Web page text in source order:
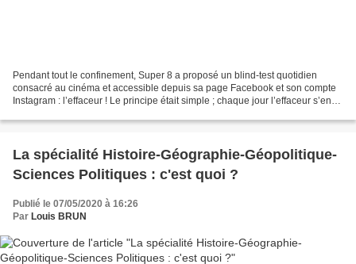
Pendant tout le confinement, Super 8 a proposé un blind-test quotidien
consacré au cinéma et accessible depuis sa page Facebook et son compte
Instagram : l’effaceur ! Le principe était simple ; chaque jour l’effaceur s’en
La spécialité Histoire-Géographie-Géopolitique-
Sciences Politiques : c'est quoi ?
Publié le 07/05/2020 à 16:26
Par Louis BRUN